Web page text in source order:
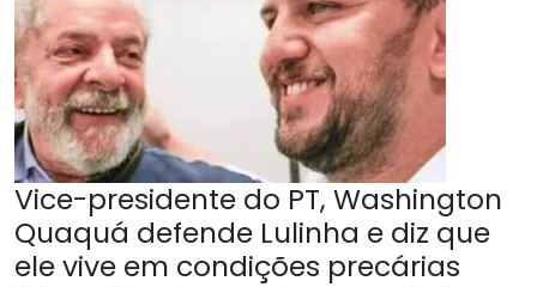
Vice-presidente do PT, Washington
Quaquá defende Lulinha e diz que
ele vive em condições precárias